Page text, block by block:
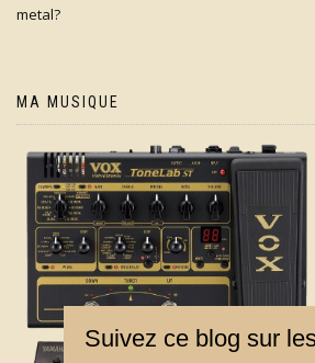
metal?
MA MUSIQUE
Suivez ce blog sur